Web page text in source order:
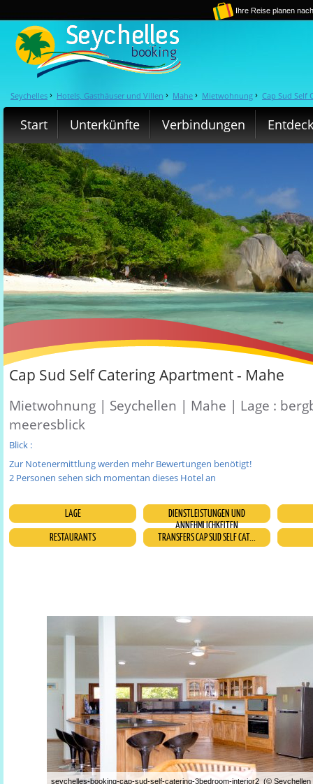
Ihre Reise planen
Seychelles › Hotels, Gasthäuser und Villen › Mahe › Mietwohnung › Cap Sud Self
Start Unterkünfte Verbindungen
Cap Sud Self Catering Apartment - Mahe
Mietwohnung | Seychellen | Mahe | Lage :
meeresblick
Blick :
Zur Notenermittlung werden mehr Bewertungen benötigt!
2 Personen sehen sich momentan dieses Hotel an
LAGE
DIENSTLEISTUNGEN UND
ANNEHMLICHKEITEN
RESTAURANTS
TRANSFERS CAP SUD SELF CAT...
seychelles-booking-cap-sud-self-catering-3bedroom-interior2 (© Seychellen